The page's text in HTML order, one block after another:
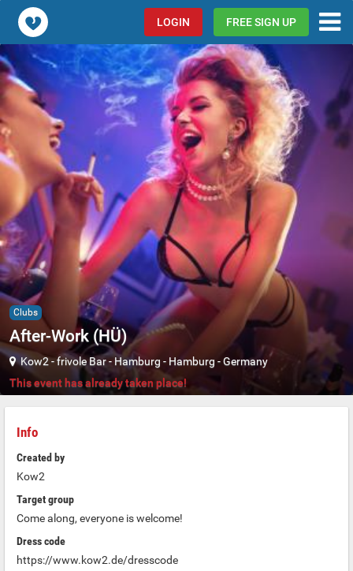
Popcorn.dating LOGIN FREE SIGN UP
Clubs
After-Work (HÜ)
Kow2 - frivole Bar- Hamburg - Hamburg -Germany
This event has already taken place!
Info
Created by
Kow2
Target group
Come along, everyone is welcome!
Dress code
https://www.kow2.de/dresscode